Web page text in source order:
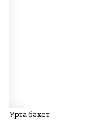
Уртаҡ бәхет